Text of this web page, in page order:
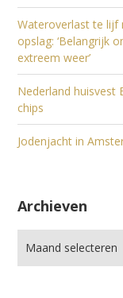
Wateroverlast te lijf
opslag: ‘Belangrijk
extreem weer’
Nederland huisvest
chips
Jodenjacht in
Archieven